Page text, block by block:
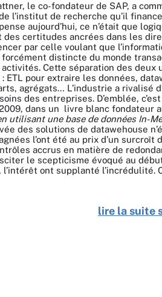
le co-fondateur de SAP, a
l’institut de recherche qu’il
aujourd’hui, ce n’était que
des certitudes ancrées dans les
par celle voulant que
distincte du monde
Cette séparation des deux
pour extraire les données,
agrégats… L’industrie a rivalisé
des entreprises. D’emblée,
dans un livre blanc fondateur
utilisant une base de données In-
des solutions de datawehouse
l’ont été au prix d’un surcroît
accrus en matière de
le scepticisme évoqué au
l’intérêt ont supplanté
lire la suite